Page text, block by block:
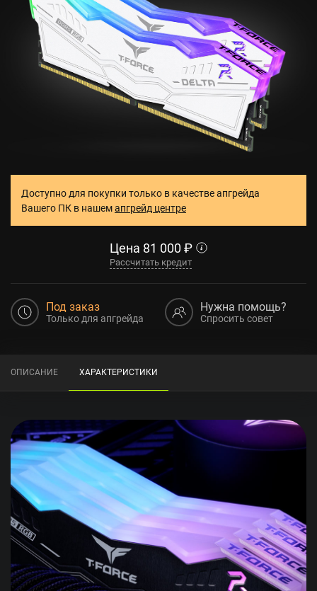
Доступно для покупки только в качестве апгрейда
Вашего ПК в нашемапгрейд центре
Цена 81 000 ₽
Рассчитать кредит
Под заказ
Только для апгрейда
Нужна помощь?
Спросить совет
ОПИСАНИЕ ХАРАКТЕРИСТИКИ